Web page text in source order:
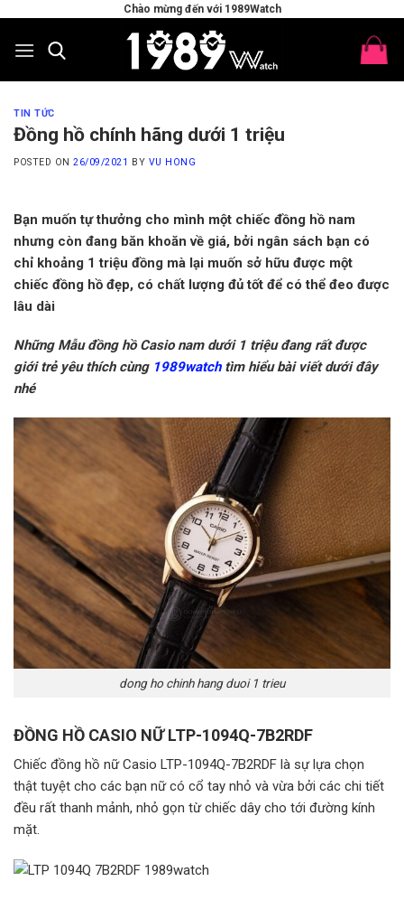
content
Chào mừng đến với 1989Watch
TIN TỨC
Đồng hồ chính hãng dưới 1 triệu
POSTED ON26/09/2021 BY VU HONG
Bạn muốn tự thưởng cho mình một chiếc đồng hồ nam
nhưng còn đang băn khoăn về giá, bởi ngân sách bạn có
chỉ khoảng 1 triệu đồng mà lại muốn sở hữu được một
chiếc đồng hồ đẹp, có chất lượng đủ tốt để có thể đeo được
lâu dài
Những Mẫu đồng hồ Casio nam dưới 1 triệu đang rất được
giới trẻ yêu thích cùng 1989watchtìm hiểu bài viết dưới đây
nhé
dong ho chinh hang duoi 1 trieu
ĐỒNG HỒ CASIO NỮ LTP-1094Q-7B2RDF
Chiếc đồng hồ nữ Casio LTP-1094Q-7B2RDF là sự lựa chọn
thật tuyệt cho các bạn nữ có cổ tay nhỏ và vừa bởi các chi tiết
đều rất thanh mảnh, nhỏ gọn từ chiếc dây cho tới đường kính
mặt.